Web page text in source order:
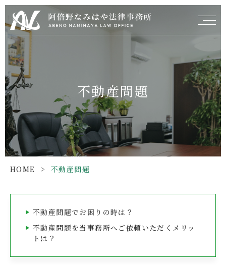
不動産問題
HOME > 不動産問題
不動産問題でお困りの時は？
不動産問題を当事務所へご依頼いただくメリッ
トは？